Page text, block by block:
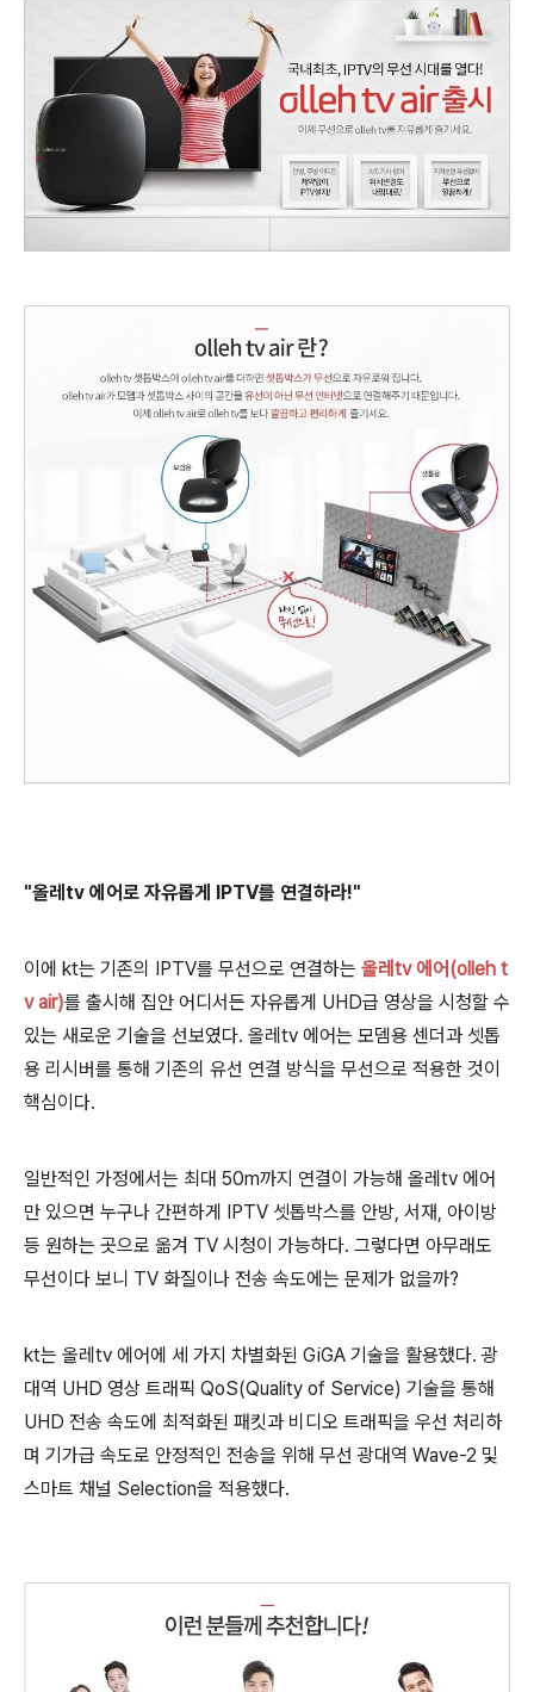
"올레tv 에어로 자유롭게 IPTV를 연결하라!"
이에 kt는 기존의 IPTV를 무선으로 연결하는 올레tv 에어(olleh t
v air)를 출시해 집안 어디서든 자유롭게 UHD급 영상을 시청할 수
있는 새로운 기술을 선보였다. 올레tv 에어는 모뎀용 센더과 셋톱
용 리시버를 통해 기존의 유선 연결 방식을 무선으로 적용한 것이
핵심이다.
일반적인 가정에서는 최대 50m까지 연결이 가능해 올레tv 에어
만 있으면 누구나 간편하게 IPTV 셋톱박스를 안방, 서재, 아이방
등 원하는 곳으로 옮겨 TV 시청이 가능하다. 그렇다면 아무래도
무선이다 보니 TV 화질이나 전송 속도에는 문제가 없을까?
kt는 올레tv 에어에 세 가지 차별화된 GiGA 기술을 활용했다. 광
대역 UHD 영상 트래픽 QoS(Quality of Service) 기술을 통해
UHD 전송 속도에 최적화된 패킷과 비디오 트래픽을 우선 처리하
며 기가급 속도로 안정적인 전송을 위해 무선 광대역 Wave-2 및
스마트 채널 Selection을 적용했다.